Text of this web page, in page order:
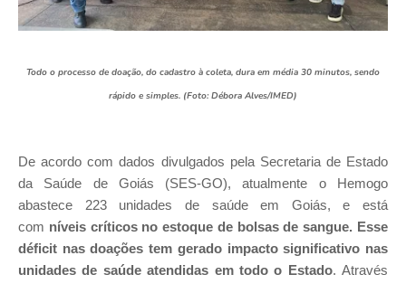
Todo o processo de doação, do cadastro à coleta, dura em média 30 minutos, sendo
rápido e simples. (Foto: Débora Alves/IMED)
De acordo com dados divulgados pela Secretaria de Estado
da Saúde de Goiás (SES-GO), atualmente o Hemogo
abastece 223 unidades de saúde em Goiás, e está
com níveis críticos no estoque de bolsas de sangue. Esse
déficit nas doações tem gerado impacto significativo nas
unidades de saúde atendidas em todo o Estado. Através